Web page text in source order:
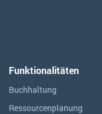
Funktionalitäten
Buchhaltung
Ressourcen­planung